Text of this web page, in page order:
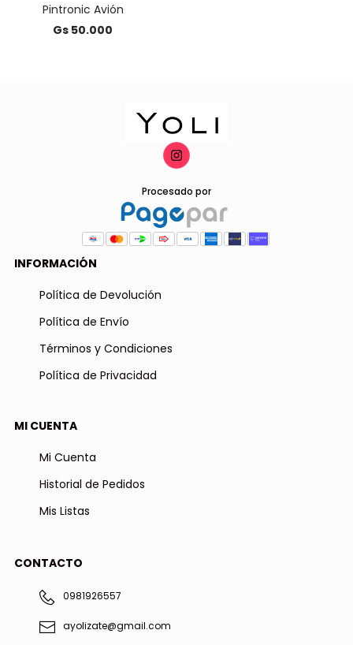
Pintronic Avión
Gs 50.000
Procesado por
INFORMACIÓN
Política de Devolución
Política de Envío
Términos y Condiciones
Política de Privacidad
MI CUENTA
Mi Cuenta
Historial de Pedidos
Mis Listas
CONTACTO
0981926557
ayolizate@gmail.com